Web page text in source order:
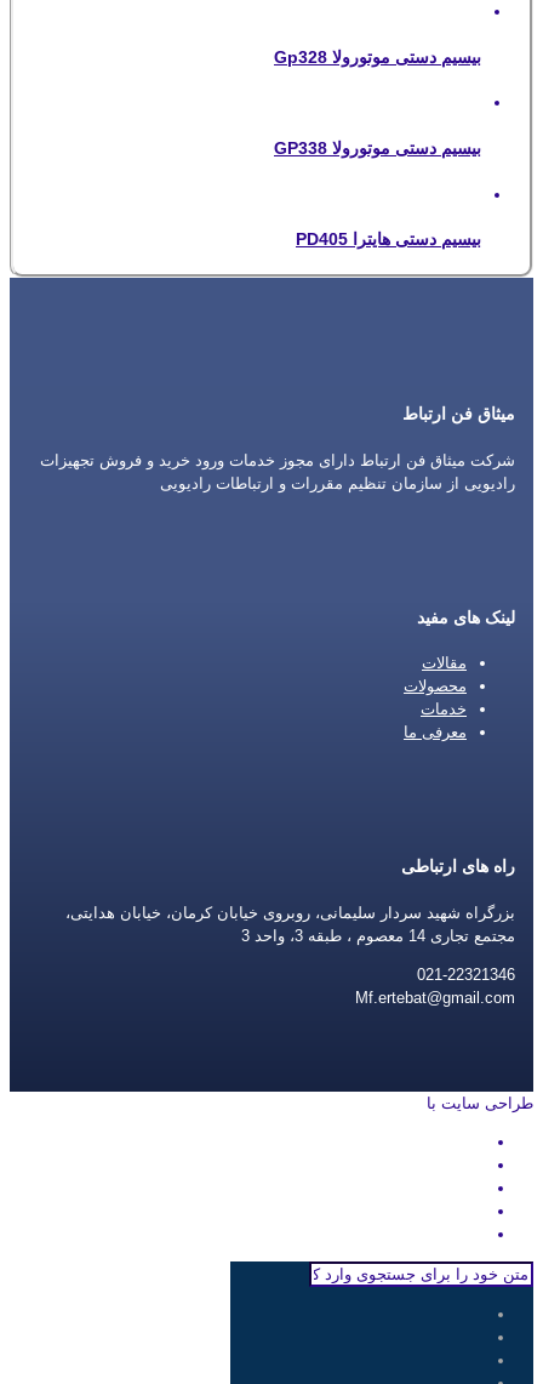
بیسیم دستی موتورولا Gp328
بیسیم دستی موتورولا GP338
بیسیم دستی هایترا PD405
میثاق فن ارتباط
شرکت میثاق فن ارتباط دارای مجوز خدمات ورود خرید و فروش تجهیزات
رادیویی از سازمان تنظیم مقررات و ارتباطات رادیویی
لینک های مفید
مقالات
محصولات
خدمات
معرفی ما
راه های ارتباطی
بزرگراه شهید سردار سلیمانی، روبروی خیابان کرمان، خیابان هدایتی،
مجتمع تجاری 14 معصوم ، طبقه 3، واحد 3
021-22321346
Mf.ertebat@gmail.com
طراحی سایت با